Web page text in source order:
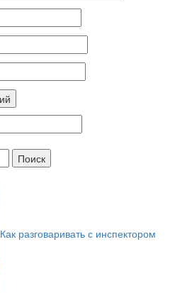
Как разговаривать с инспектором